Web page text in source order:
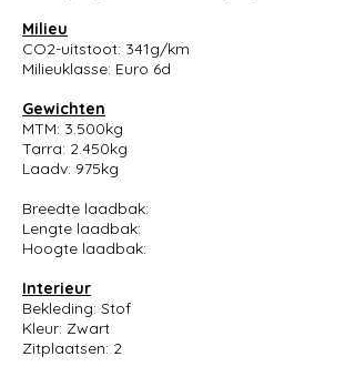
Milieu
CO2-uitstoot: 341g/km
Milieuklasse: Euro 6d
Gewichten
MTM: 3.500kg
Tarra: 2.450kg
Laadv: 975kg
Breedte laadbak:
Lengte laadbak:
Hoogte laadbak:
Interieur
Bekleding: Stof
Kleur: Zwart
Zitplaatsen: 2